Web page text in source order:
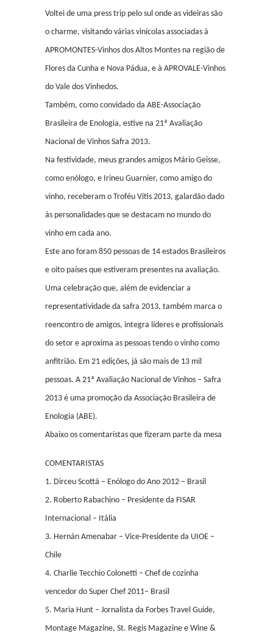
Voltei de uma press trip pelo sul onde as videiras são
o charme, visitando várias vinícolas associadas à
APROMONTES-Vinhos dos Altos Montes na região de
Flores da Cunha e Nova Pádua, e à APROVALE-Vinhos
do Vale dos Vinhedos.
Também, como convidado da ABE-Associação
Brasileira de Enologia, estive na 21ª Avaliação
Nacional de Vinhos Safra 2013.
Na festividade, meus grandes amigos Mário Geisse,
como enólogo, e Irineu Guarnier, como amigo do
vinho, receberam o Troféu Vitis 2013, galardão dado
às personalidades que se destacam no mundo do
vinho em cada ano.
Este ano foram 850 pessoas de 14 estados Brasileiros
e oito países que estiveram presentes na avaliação.
Uma celebração que, além de evidenciar a
representatividade da safra 2013, também marca o
reencontro de amigos, integra líderes e profissionais
do setor e aproxima as pessoas tendo o vinho como
anfitrião. Em 21 edições, já são mais de 13 mil
pessoas. A 21ª Avaliação Nacional de Vinhos – Safra
2013 é uma promoção da Associação Brasileira de
Enologia (ABE).
Abaixo os comentaristas que fizeram parte da mesa
COMENTARISTAS
1. Dirceu Scottá – Enólogo do Ano 2012 – Brasil
2. Roberto Rabachino – Presidente da FISAR
Internacional – Itália
3. Hernán Amenabar – Vice-Presidente da UIOE –
Chile
4. Charlie Tecchio Colonetti – Chef de cozinha
vencedor do Super Chef 2011– Brasil
5. Maria Hunt – Jornalista da Forbes Travel Guide,
Montage Magazine, St. Regis Magazine e Wine &